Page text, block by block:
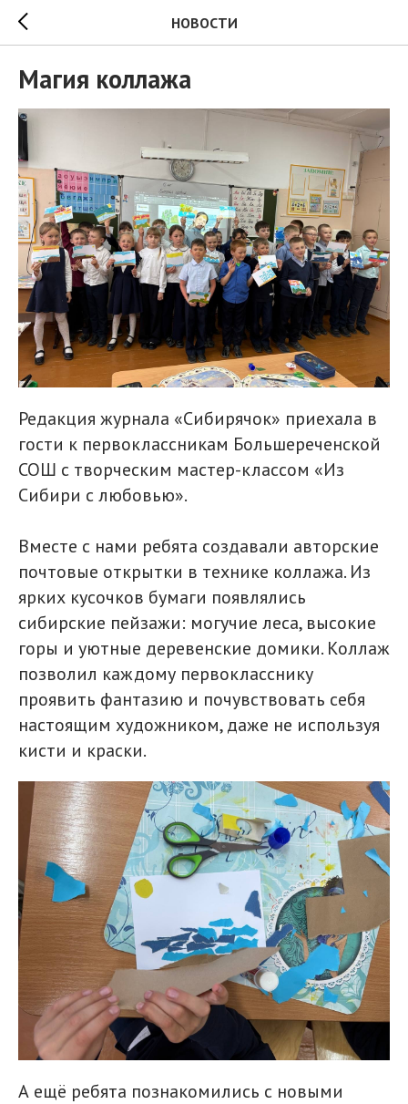
НОВОСТИ
Магия коллажа
Редакция журнала «Сибирячок» приехала в
гости к первоклассникам Большереченской
СОШ с творческим мастер-классом «Из
Сибири с любовью».
Вместе с нами ребята создавали авторские
почтовые открытки в технике коллажа. Из
ярких кусочков бумаги появлялись
сибирские пейзажи: могучие леса, высокие
горы и уютные деревенские домики. Коллаж
позволил каждому первокласснику
проявить фантазию и почувствовать себя
настоящим художником, даже не используя
кисти и краски.
А ещё ребята познакомились с новыми